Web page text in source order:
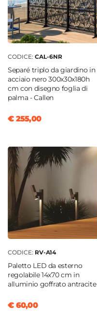
CODICE: CAL-6NR
Separé triplo da giardino in
acciaio nero 300x30x180h
cm con disegno foglia di
palma - Callen
€ 255,00
CODICE: RV-A14
Paletto LED da esterno
regolabile 14x70 cm in
alluminio goffrato antracite
€ 60,00